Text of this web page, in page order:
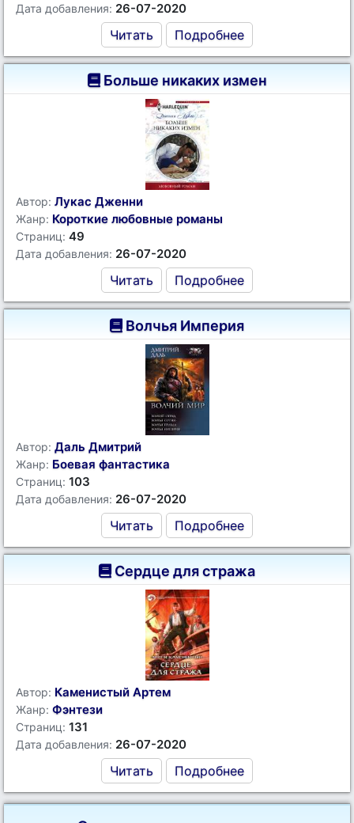
Дата добавления: 26-07-2020
Читать Подробнее
Больше никаких измен
Автор: Лукас Дженни
Жанр: Короткие любовные романы
Страниц: 49
Дата добавления: 26-07-2020
Читать Подробнее
Волчья Империя
Автор: Даль Дмитрий
Жанр: Боевая фантастика
Страниц: 103
Дата добавления: 26-07-2020
Читать Подробнее
Сердце для стража
Автор: Каменистый Артем
Жанр: Фэнтези
Страниц: 131
Дата добавления: 26-07-2020
Читать Подробнее